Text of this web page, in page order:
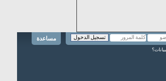
مساعدة